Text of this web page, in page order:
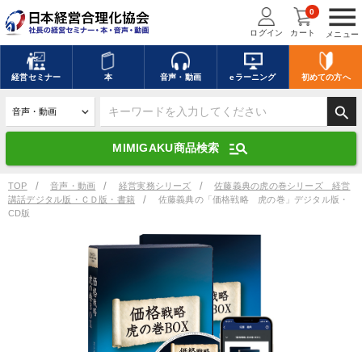
menu
メニュー
ログイン カート
0
経営セミナー 本 音声・動画 eラーニング 初めての方へ
search
MIMIGAKU商品検索 manage_search
キーワードを入力して探す
デジタル版対応のみ検索結果に表示する
search 上記の条件で検索
講演収録物を探す
全国経営者セミナー講演収録物（全1315タイトル）からお探しいただけ
TOP 音声・動画 経営実務シリーズ
佐藤義典の虎の巻シリーズ 経営
講話デジタル版・ＣＤ版・書籍
佐藤義典の「価格戦略 虎の巻」デジタル版・
CD版